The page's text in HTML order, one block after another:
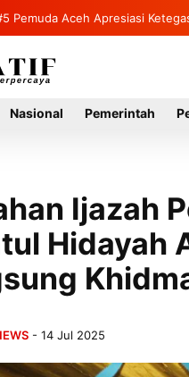
Pemuda Aceh Apresiasi
Bupati Mirwan Tinjau
Nasional Pemerintah
Ijazah
Hidayah
- 14 Jul 2025